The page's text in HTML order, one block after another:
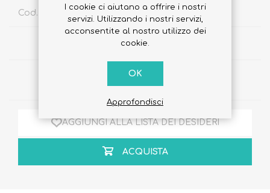
Cod. Sku:
€65,00
AGGIUNGI ALLA LISTA DEI DESIDERI
ACQUISTA
I cookie ci aiutano a offrire i nostri
servizi. Utilizzando i nostri servizi,
acconsentite al nostro utilizzo dei
cookie.
OK
Approfondisci